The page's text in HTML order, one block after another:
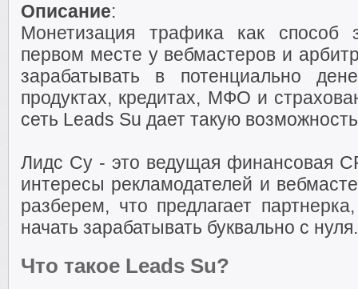
Описание:
Монетизация трафика как способ
первом месте у вебмастеров и
зарабатывать в потенциально
продуктах, кредитах, МФО и
сеть Leads Su дает такую
Лидс Су - это ведущая финансовая
интересы рекламодателей и
разберем, что предлагает
начать зарабатывать буквально с нуля.
Что такое Leads Su?